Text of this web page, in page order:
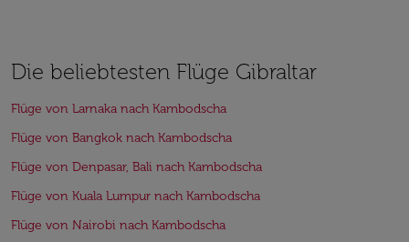
Die beliebtesten Flüge Gibraltar
Flüge von Larnaka nach Kambodscha
Flüge von Bangkok nach Kambodscha
Flüge von Denpasar, Bali nach Kambodscha
Flüge von Kuala Lumpur nach Kambodscha
Flüge von Nairobi nach Kambodscha